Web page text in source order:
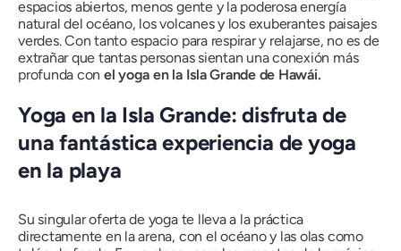
espacios abiertos, menos gente y la poderosa energía
natural del océano, los volcanes y los exuberantes paisajes
verdes. Con tanto espacio para respirar y relajarse, no es de
extrañar que tantas personas sientan una conexión más
profunda con el yoga en la Isla Grande de Hawái.
Yoga en la Isla Grande: disfruta de
una fantástica experiencia de yoga
en la playa
Su singular oferta de yoga te lleva a la práctica
directamente en la arena, con el océano y las olas como